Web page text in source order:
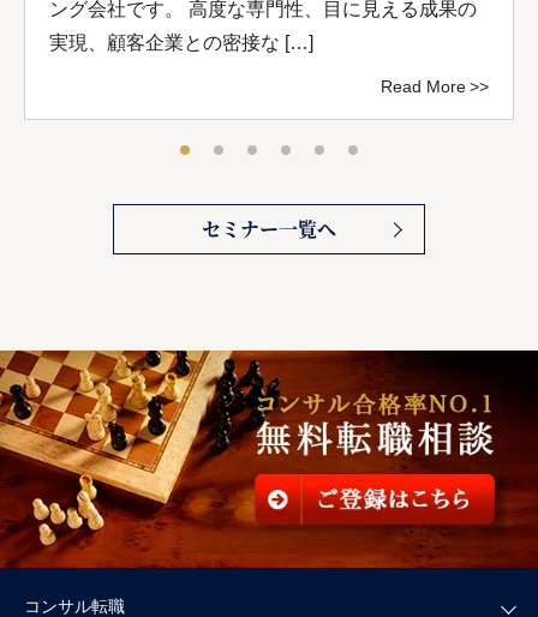
ング会社です。 高度な専門性、目に見える成果の
実現、顧客企業との密接な […]
Read More
セミナー一覧へ
コンサル転職